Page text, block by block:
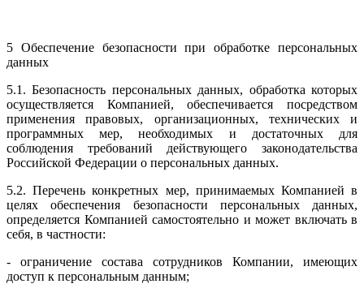
5 Обеспечение безопасности при обработке персональных
данных
5.1. Безопасность персональных данных, обработка которых
осуществляется Компанией, обеспечивается посредством
применения правовых, организационных, технических и
программных мер, необходимых и достаточных для
соблюдения требований действующего законодательства
Российской Федерации о персональных данных.
5.2. Перечень конкретных мер, принимаемых Компанией в
целях обеспечения безопасности персональных данных,
определяется Компанией самостоятельно и может включать в
себя, в частности:
- ограничение состава сотрудников Компании, имеющих
доступ к персональным данным;